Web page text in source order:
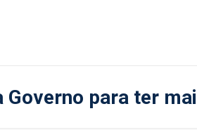
Governo para ter